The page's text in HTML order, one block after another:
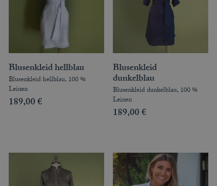
Blusenkleid hellblau
Blusenkleid hellblau, 100 %
Leinen
189,00€
Blusenkleid
dunkelblau
Blusenkleid dunkelblau, 100 %
Leinen
189,00€